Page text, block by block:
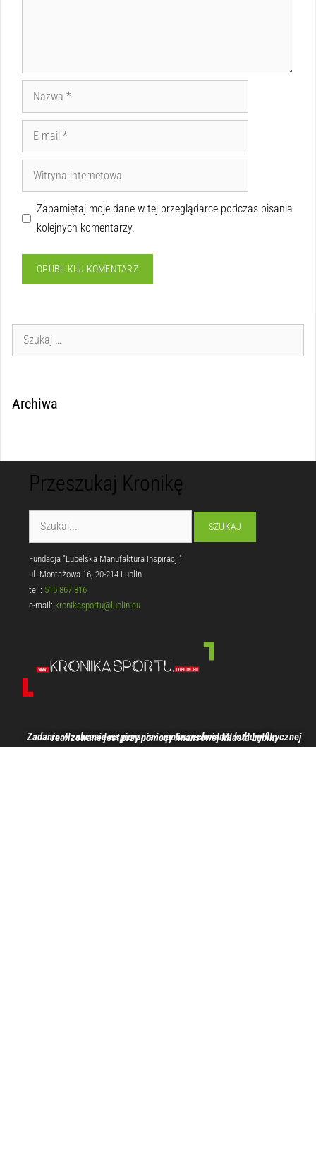
Zapamiętaj moje dane w tej przeglądarce podczas pisania
kolejnych komentarzy.
Archiwa
Przeszukaj Kronikę
Fundacja "Lubelska Manufaktura Inspiracji"
ul. Montażowa 16, 20-214 Lublin
tel.: 515 867 816
e-mail: kronikasportu@lublin.eu
Zadanie w zakresie wspierania i upowszechniania kultury fizycznej realizowane jest przy pomocy finansowej Miasta Lublin